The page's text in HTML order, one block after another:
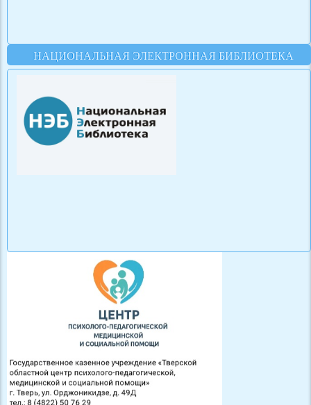
НАЦИОНАЛЬНАЯ ЭЛЕКТРОННАЯ БИБЛИОТЕКА